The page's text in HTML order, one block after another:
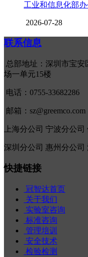
工业和信息化部
2026-07-28
联系信息
总部地址：深圳市宝安
场一单元15楼
电话：0755-33682286
邮箱：sz@greemco.com
上海分公司 宁波分公司
深圳分公司 惠州分公司
快捷链接
冠智达首页
关于我们
实验室咨询
标准咨询
管理培训
安全技术
检验检测